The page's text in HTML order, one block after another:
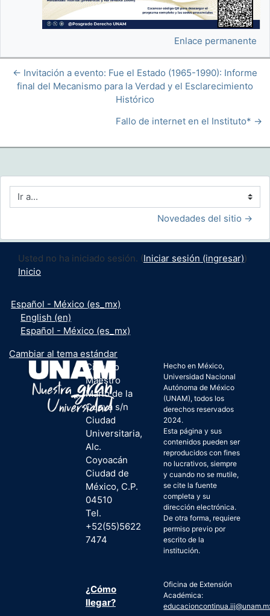
Enlace permanente
← Invitación a evento: Fue el Estado (1965-1990): Informe
final del Mecanismo para la Verdad y el Esclarecimiento
Histórico
Fallo de internet en el Instituto* →
Ir a...
Novedades del sitio →
Usted no ha iniciado sesión. (Iniciar sesión (ingresar))
Inicio
Español - México ‎(es_mx)‎
English ‎(en)‎
Español - México ‎(es_mx)‎
Cambiar al tema estándar
Circuito
Maestro
Mario de la
Cueva s/n
Ciudad
Universitaria,
Alc.
Coyoacán
Ciudad de
México, C.P.
04510
Tel.
+52(55)5622
7474
¿Cómo
llegar?
Hecho en México,
Universidad Nacional
Autónoma de México
(UNAM), todos los
derechos reservados
2024.
Esta página y sus
contenidos pueden ser
reproducidos con fines
no lucrativos, siempre
y cuando no se mutile,
se cite la fuente
completa y su
dirección electrónica.
De otra forma, requiere
permiso previo por
escrito de la
institución.
Oficina de Extensión
Académica: